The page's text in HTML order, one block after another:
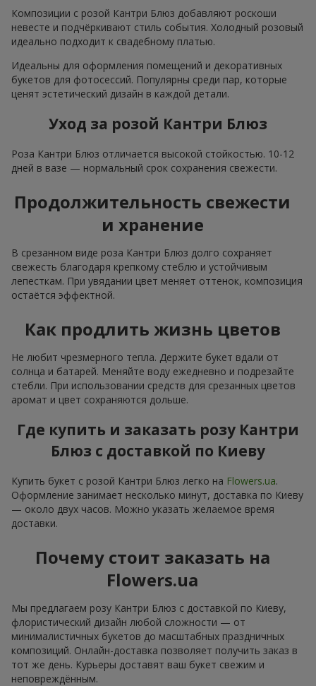
Композиции с розой Кантри Блюз добавляют роскоши
невесте и подчёркивают стиль события. Холодный розовый
идеально подходит к свадебному платью.
Идеальны для оформления помещений и декоративных
букетов для фотосессий. Популярны среди пар, которые
ценят эстетический дизайн в каждой детали.
Уход за розой Кантри Блюз
Роза Кантри Блюз отличается высокой стойкостью. 10-12
дней в вазе — нормальный срок сохранения свежести.
Продолжительность свежести
и хранение
В срезанном виде роза Кантри Блюз долго сохраняет
свежесть благодаря крепкому стеблю и устойчивым
лепесткам. При увядании цвет меняет оттенок, композиция
остаётся эффектной.
Как продлить жизнь цветов
Не любит чрезмерного тепла. Держите букет вдали от
солнца и батарей. Меняйте воду ежедневно и подрезайте
стебли. При использовании средств для срезанных цветов
аромат и цвет сохраняются дольше.
Где купить и заказать розу Кантри
Блюз с доставкой по Киеву
Купить букет с розой Кантри Блюз легко на Flowers.ua.
Оформление занимает несколько минут, доставка по Киеву
— около двух часов. Можно указать желаемое время
доставки.
Почему стоит заказать на
Flowers.ua
Мы предлагаем розу Кантри Блюз с доставкой по Киеву,
флористический дизайн любой сложности — от
минималистичных букетов до масштабных праздничных
композиций. Онлайн-доставка позволяет получить заказ в
тот же день. Курьеры доставят ваш букет свежим и
неповреждённым.